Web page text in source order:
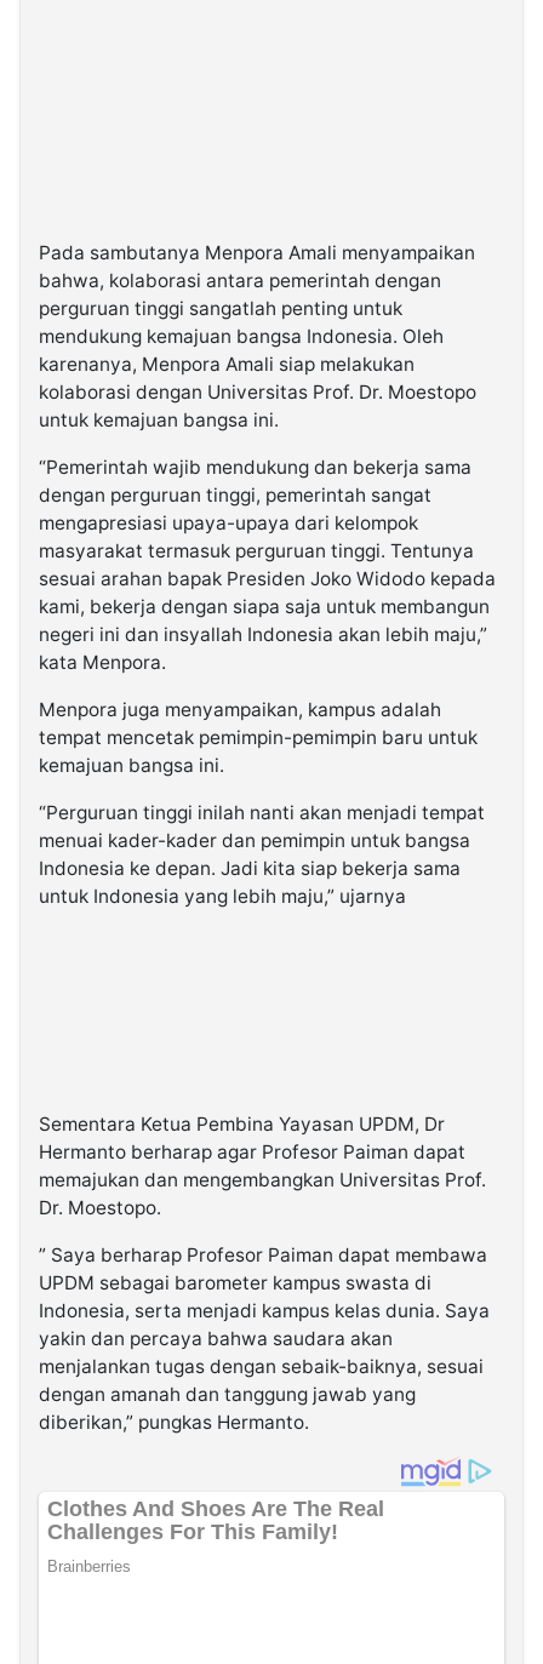
Pada sambutanya Menpora Amali menyampaikan
bahwa, kolaborasi antara pemerintah dengan
perguruan tinggi sangatlah penting untuk
mendukung kemajuan bangsa Indonesia. Oleh
karenanya, Menpora Amali siap melakukan
kolaborasi dengan Universitas Prof. Dr. Moestopo
untuk kemajuan bangsa ini.
“Pemerintah wajib mendukung dan bekerja sama
dengan perguruan tinggi, pemerintah sangat
mengapresiasi upaya-upaya dari kelompok
masyarakat termasuk perguruan tinggi. Tentunya
sesuai arahan bapak Presiden Joko Widodo kepada
kami, bekerja dengan siapa saja untuk membangun
negeri ini dan insyallah Indonesia akan lebih maju,”
kata Menpora.
Menpora juga menyampaikan, kampus adalah
tempat mencetak pemimpin-pemimpin baru untuk
kemajuan bangsa ini.
“Perguruan tinggi inilah nanti akan menjadi tempat
menuai kader-kader dan pemimpin untuk bangsa
Indonesia ke depan. Jadi kita siap bekerja sama
untuk Indonesia yang lebih maju,” ujarnya
Sementara Ketua Pembina Yayasan UPDM, Dr
Hermanto berharap agar Profesor Paiman dapat
memajukan dan mengembangkan Universitas Prof.
Dr. Moestopo.
” Saya berharap Profesor Paiman dapat membawa
UPDM sebagai barometer kampus swasta di
Indonesia, serta menjadi kampus kelas dunia. Saya
yakin dan percaya bahwa saudara akan
menjalankan tugas dengan sebaik-baiknya, sesuai
dengan amanah dan tanggung jawab yang
diberikan,” pungkas Hermanto.